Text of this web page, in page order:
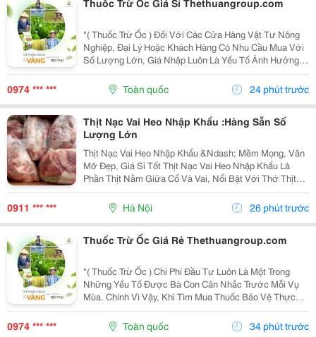
Thuốc Trừ Ốc Giá Sỉ Thethuangroup.com
"( Thuốc Trừ Ốc ) Đối Với Các Cửa Hàng Vật Tư Nông
Nghiệp, Đại Lý Hoặc Khách Hàng Có Nhu Cầu Mua Với
Số Lượng Lớn, Giá Nhập Luôn Là Yếu Tố Ảnh Hưởng
Trực Tiếp Đến Hiệu Quả Kinh Doanh. Tuy Nhiên, Một
Nguồn Hàng Tốt Không Chỉ Dừng Lại Ở Mức Giá
Cạnh...
0974 *** *** Toàn quốc 24 phút trước
Thịt Nạc Vai Heo Nhập Khẩu :Hàng Sẵn Số
Lượng Lớn
Thịt Nạc Vai Heo Nhập Khẩu &Ndash; Mềm Mọng, Vân
Mỡ Đẹp, Giá Sỉ Tốt Thịt Nạc Vai Heo Nhập Khẩu Là
Phần Thịt Nằm Giữa Cổ Và Vai, Nổi Bật Với Thớ Thịt
Săn Chắc, Tỷ Lệ Nạc Cao Và Các Vân Mỡ Mảnh Phân
Bố Tự Nhiên . Sự Kết Hợp Hài Hòa Giữa Nạc Và Mỡ...
0911 *** *** Hà Nội 26 phút trước
Thuốc Trừ Ốc Giá Rẻ Thethuangroup.com
"( Thuốc Trừ Ốc ) Chi Phí Đầu Tư Luôn Là Một Trong
Những Yếu Tố Được Bà Con Cân Nhắc Trước Mỗi Vụ
Mùa. Chính Vì Vậy, Khi Tìm Mua Thuốc Bảo Vệ Thực
Vật, Nhiều Người Thường Ưu Tiên Những Sản Phẩm
Có Mức Giá Hợp Lý Để Tiết Kiệm Ngân Sách. Tuy
Nhiên, Giá...
0974 *** *** Toàn quốc 34 phút trước